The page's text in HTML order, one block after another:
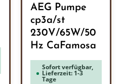
AEG Pumpe
cp3a/st
230V/65W/50
Hz CaFamosa
Sofort verfügbar,
Lieferzeit: 1-3
Tage